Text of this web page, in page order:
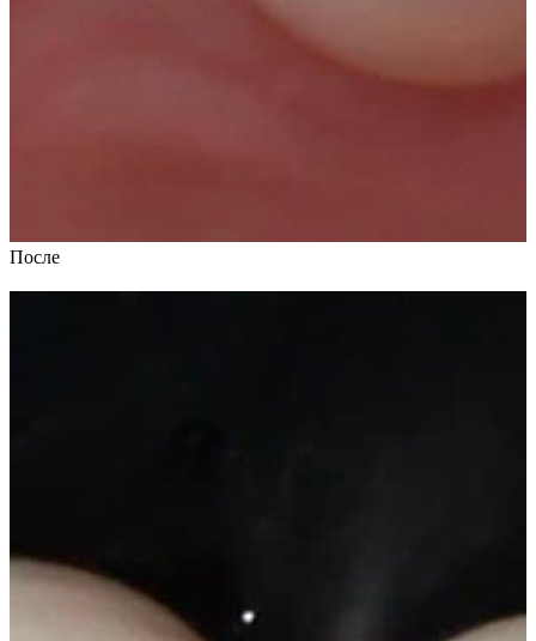
После